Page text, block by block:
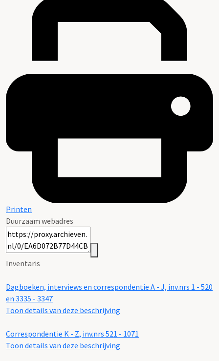
Printen
Duurzaam webadres
Inventaris
Dagboeken, interviews en correspondentie A - J, inv.nrs 1 - 520
en 3335 - 3347
Toon details van deze beschrijving
Correspondentie K - Z, inv.nrs 521 - 1071
Toon details van deze beschrijving